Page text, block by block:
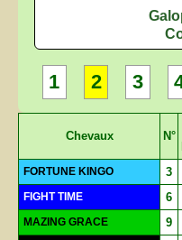
1 2 3
Chevaux N°
FORTUNE KINGO 3
FIGHT TIME 6
MAZING GRACE 9